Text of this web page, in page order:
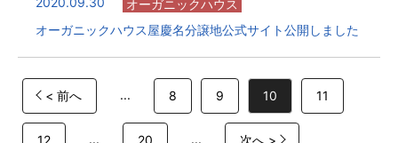
オーガニックハウス
オーガニックハウス屋慶名分譲地公式サイト公開しました
< 前へ ... 8 9 10 11
12 ... 20 ... 次へ >